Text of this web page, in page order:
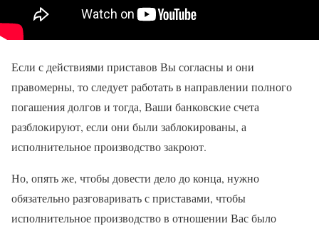
Если с действиями приставов Вы согласны и они
правомерны, то следует работать в направлении полного
погашения долгов и тогда, Ваши банковские счета
разблокируют, если они были заблокированы, а
исполнительное производство закроют.
Но, опять же, чтобы довести дело до конца, нужно
обязательно разговаривать с приставами, чтобы
исполнительное производство в отношении Вас было